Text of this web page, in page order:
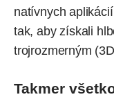
natívnych
tak, aby získali
trojrozmerným
Takmer